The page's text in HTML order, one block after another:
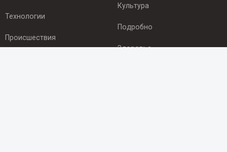
Технологии
Происшествия
Культура
Подробно
Здоровье